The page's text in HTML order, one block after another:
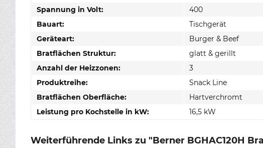
Spannung in Volt:
400
Bauart:
Tischgerät
Geräteart:
Burger & Beef
Bratflächen Struktur:
glatt & gerillt
Anzahl der Heizzonen:
3
Produktreihe:
Snack Line
Bratflächen Oberfläche:
Hartverchromt
Leistung pro Kochstelle in kW:
16,5 kW
Weiterführende Links zu "Berner BGHAC120H